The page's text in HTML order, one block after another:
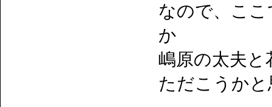
なので、こ
か
嶋原の太夫
ただこうか